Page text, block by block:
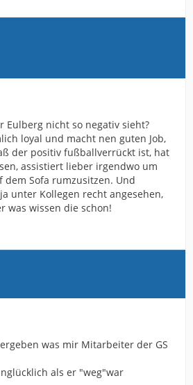
Eulberg nicht so negativ sieht?
loyal und macht nen guten Job,
der positiv fußballverrückt ist, hat
assistiert lieber irgendwo um
dem Sofa rumzusitzen. Und
unter Kollegen recht angesehen,
was wissen die schon!
was mir Mitarbeiter der GS
als er "weg"war